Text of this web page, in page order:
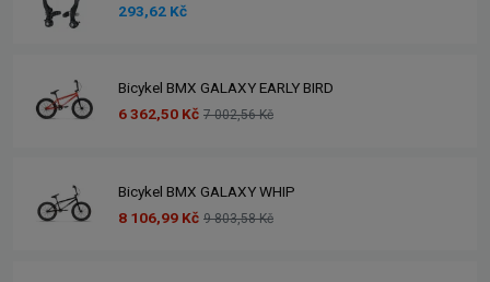
293,62 Kč
Bicykel BMX GALAXY EARLY BIRD
6 362,50 Kč 7 002,56 Kč
Bicykel BMX GALAXY WHIP
8 106,99 Kč 9 803,58 Kč